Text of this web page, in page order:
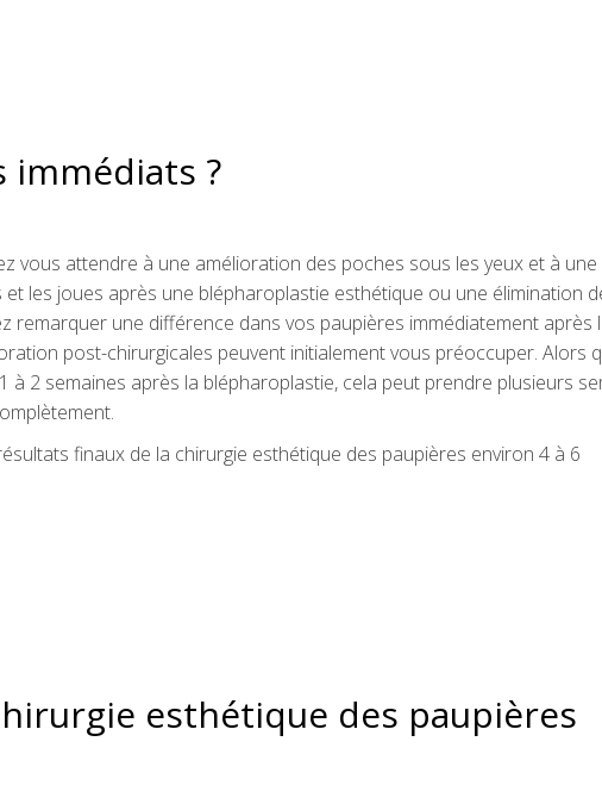
immédiats ?
vous attendre à une amélioration des poches sous les yeux et à une
les joues après une blépharoplastie esthétique ou une élimination
remarquer une différence dans vos paupières immédiatement après
post-chirurgicales peuvent initialement vous préoccuper. Alors
2 semaines après la blépharoplastie, cela peut prendre plusieurs
finaux de la chirurgie esthétique des paupières environ 4 à 6
esthétique des paupières